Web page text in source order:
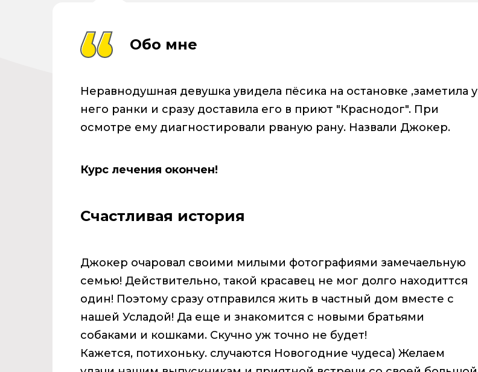
Обо мне
Неравнодушная девушка увидела пёсика на остановке ,заметила у
него ранки и сразу доставила его в приют "Краснодог". При
осмотре ему диагностировали рваную рану. Назвали Джокер.
Курс лечения окончен!
Счастливая история
Джокер очаровал своими милыми фотографиями замечаельную
семью! Действительно, такой красавец не мог долго находиттся
один! Поэтому сразу отправился жить в частный дом вместе с
нашей Усладой! Да еще и знакомится с новыми братьями
собаками и кошками. Скучно уж точно не будет!
Кажется, потихоньку. случаются Новогодние чудеса) Желаем